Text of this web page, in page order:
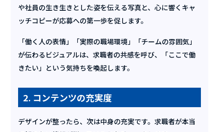
や社員の生き生きとした姿を伝える写真と、心に響くキャ
ッチコピーが応募への第一歩を促します。
「働く人の表情」「実際の職場環境」「チームの雰囲気」
が伝わるビジュアルは、求職者の共感を呼び、「ここで働
きたい」という気持ちを喚起します。
2. コンテンツの充実度
デザインが整ったら、次は中身の充実です。求職者が本当